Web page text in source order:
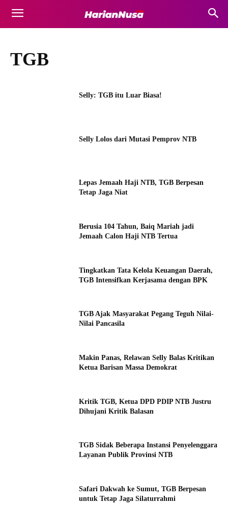
TGB
Selly: TGB itu Luar Biasa!
Selly Lolos dari Mutasi Pemprov NTB
Lepas Jemaah Haji NTB, TGB Berpesan
Tetap Jaga Niat
Berusia 104 Tahun, Baiq Mariah jadi
Jemaah Calon Haji NTB Tertua
Tingkatkan Tata Kelola Keuangan Daerah,
TGB Intensifkan Kerjasama dengan BPK
TGB Ajak Masyarakat Pegang Teguh Nilai-
Nilai Pancasila
Makin Panas, Relawan Selly Balas Kritikan
Ketua Barisan Massa Demokrat
Kritik TGB, Ketua DPD PDIP NTB Justru
Dihujani Kritik Balasan
TGB Sidak Beberapa Instansi Penyelenggara
Layanan Publik Provinsi NTB
Safari Dakwah ke Sumut, TGB Berpesan
untuk Tetap Jaga Silaturrahmi